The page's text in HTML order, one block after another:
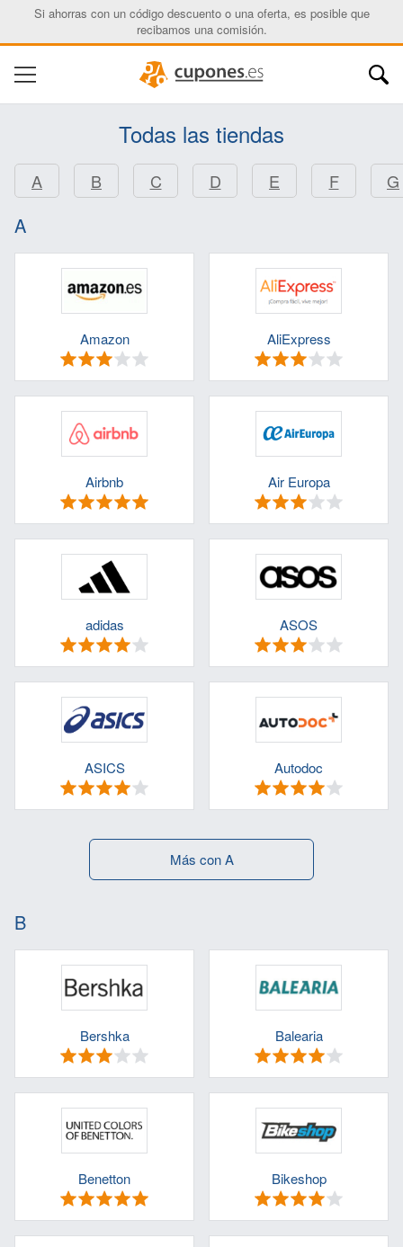
Si ahorras con un código descuento o una oferta, es posible que
recibamos una comisión.
Todas las tiendas
A B C D E F G
A
Amazon AliExpress
Airbnb Air Europa
adidas ASOS
ASICS Autodoc
Más con A
B
Bershka Balearia
Benetton Bikeshop